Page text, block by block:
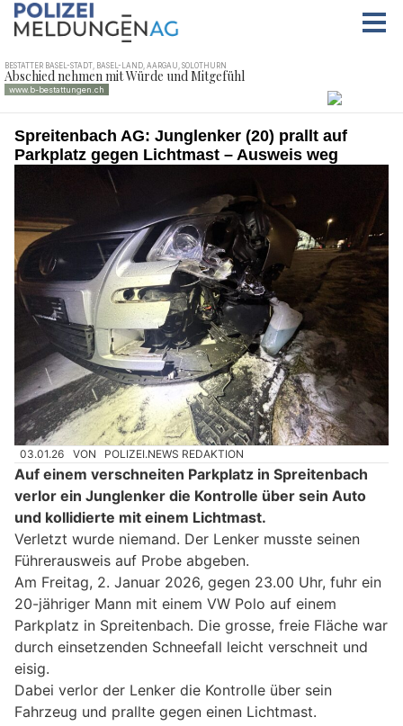
Spreitenbach AG: Junglenker (20) prallt auf
Parkplatz gegen Lichtmast – Ausweis weg
03.01.26 VON POLIZEI.NEWS REDAKTION
Auf einem verschneiten Parkplatz in Spreitenbach
verlor ein Junglenker die Kontrolle über sein Auto
und kollidierte mit einem Lichtmast.
Verletzt wurde niemand. Der Lenker musste seinen
Führerausweis auf Probe abgeben.
Am Freitag, 2. Januar 2026, gegen 23.00 Uhr, fuhr ein
20-jähriger Mann mit einem VW Polo auf einem
Parkplatz in Spreitenbach. Die grosse, freie Fläche war
durch einsetzenden Schneefall leicht verschneit und
eisig.
Dabei verlor der Lenker die Kontrolle über sein
Fahrzeug und prallte gegen einen Lichtmast.